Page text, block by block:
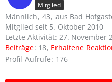
Mitglied
Männlich 43 aus Bad
Mitglied seit 5. Oktober 2010
Letzte Aktivität: 27. November
Beiträge 18 Erhaltene
Profil-Aufrufe 176